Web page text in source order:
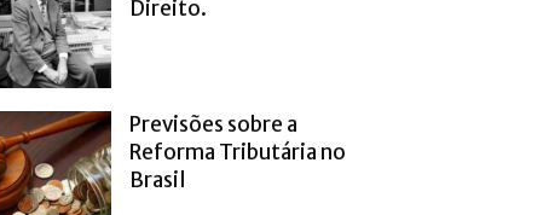
Direito.
Previsões sobre a
Reforma Tributária no
Brasil